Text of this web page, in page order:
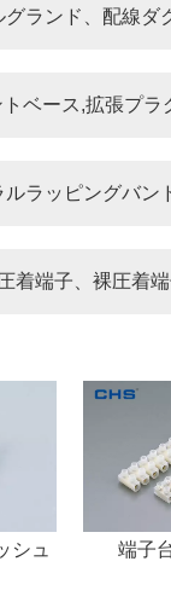
ランド、配線ダ
ベース,拡張プラ
ラッピングバン
着端子、裸圧着
シュ
端子